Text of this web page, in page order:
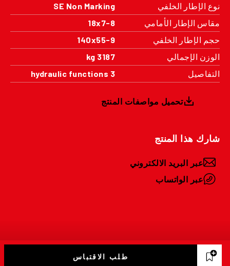
نوع الإطار الخلفي
SE Non Marking
مقاس الإطار الأمامي
18x7-8
حجم الإطار الخلفي
140x55-9
الوزن الإجمالي
3187 kg
التفاصيل
3 hydraulic functions
تحميل مواصفات المنتج
شارك هذا المنتج
عبر البريد الالكتروني
عبر الواتساب
طلب الاقتباس